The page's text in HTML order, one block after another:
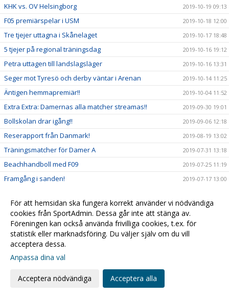
KHK vs. OV Helsingborg 2019-10-19 09:13
F05 premiärspelar i USM 2019-10-18 12:00
Tre tjejer uttagna i Skånelaget 2019-10-17 18:48
5 tjejer på regional träningsdag 2019-10-16 19:12
Petra uttagen till landslagsläger 2019-10-16 13:31
Seger mot Tyresö och derby väntar i Arenan 2019-10-14 11:25
Äntigen hemmapremiär!! 2019-10-04 11:52
Extra Extra: Damernas alla matcher streamas!! 2019-09-30 19:01
Bollskolan drar igång!! 2019-09-06 12:18
Reserapport från Danmark! 2019-08-19 13:02
Träningsmatcher för Damer A 2019-07-31 13:18
Beachhandboll med F09 2019-07-25 11:19
Framgång i sanden! 2019-07-17 13:00
Klassikern: Partille Cup! 2019-07-03 14:55
Rapport från Kroatien 2019-06-20 19:06
Framgångar för våra yngre tjejer! 2019-06-12 09:04
Ny spelare klar för Damer A!
Vad händer i klubben just nu...?
På lördag kl 16.00 smäller det!!
För att hemsidan ska fungera korrekt använder vi nödvändiga
cookies från SportAdmin. Dessa går inte att stänga av.
Föreningen kan också använda frivilliga cookies, t.ex. för
statistik eller marknadsföring. Du väljer själv om du vill
acceptera dessa.
Anpassa dina val
Acceptera nödvändiga Acceptera alla